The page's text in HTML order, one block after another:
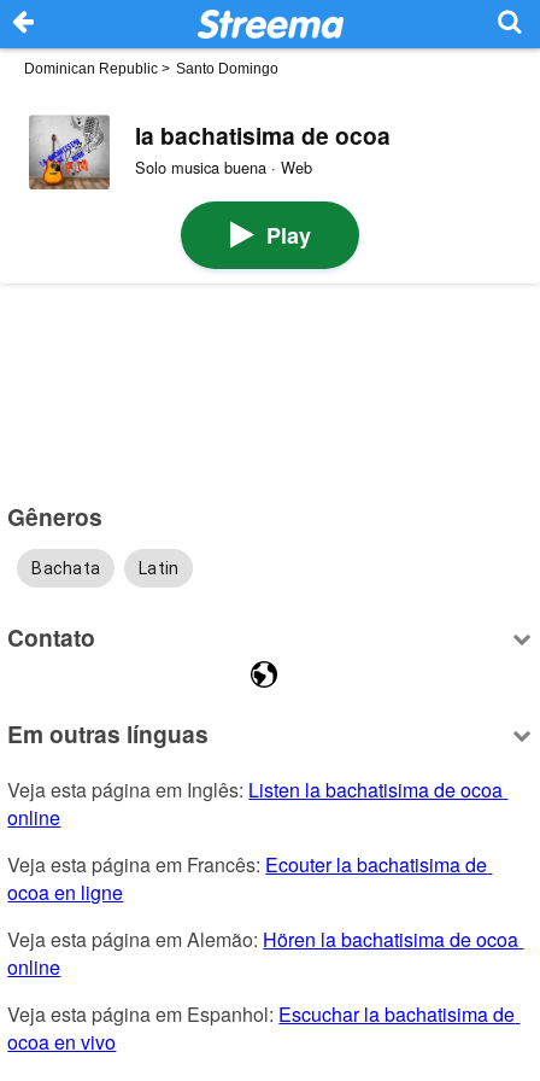
Dominican Republic > Santo Domingo
la bachatisima de ocoa
Solo musica buena · Web
Play
Gêneros
Bachata Latin
Contato
Em outras línguas
Veja esta página em Inglês: Listen la bachatisima de ocoa
online
Veja esta página em Francês: Ecouter la bachatisima de
ocoa en ligne
Veja esta página em Alemão: Hören la bachatisima de ocoa
online
Veja esta página em Espanhol: Escuchar la bachatisima de
ocoa en vivo